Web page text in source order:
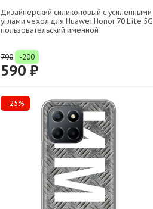
Дизайнерский силиконовый с усиленными
углами чехол для Huawei Honor 70 Lite 5G
пользовательский именной
790 -200
590 ₽
-25%